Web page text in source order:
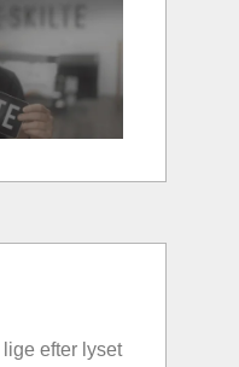
efter lyset